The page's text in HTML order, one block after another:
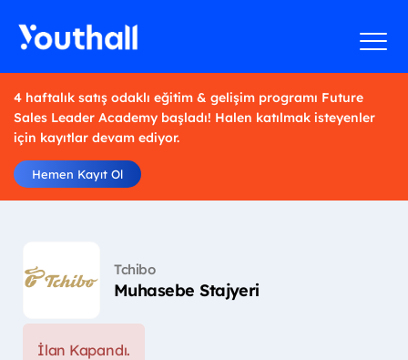
4 haftalık satış odaklı eğitim & gelişim programı Future
Sales Leader Academy başladı! Halen katılmak isteyenler
için kayıtlar devam ediyor.
Hemen Kayıt Ol
Tchibo
Muhasebe Stajyeri
İlan Kapandı.